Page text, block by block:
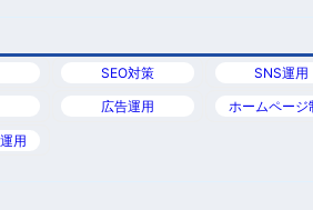
SEO対策 SNS運用
広告運用 ホームページ
用